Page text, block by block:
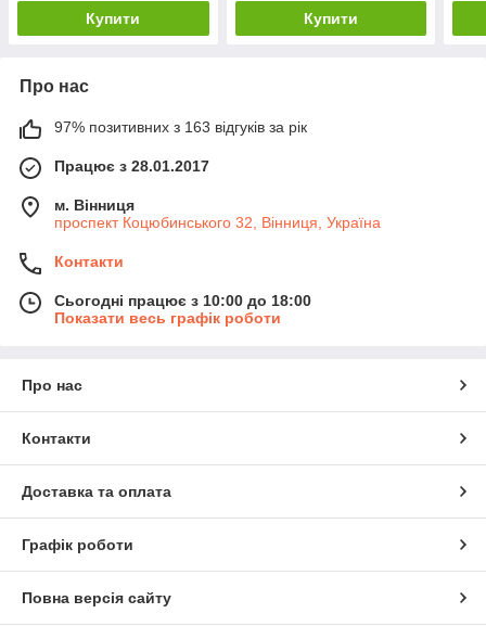
Купити Купити
Про нас
97% позитивних з 163 відгуків за рік
Працює з 28.01.2017
м. Вінниця
проспект Коцюбинського 32, Вінниця, Україна
Контакти
Сьогодні працює з 10:00 до 18:00
Показати весь графік роботи
Про нас
Контакти
Доставка та оплата
Графік роботи
Повна версія сайту